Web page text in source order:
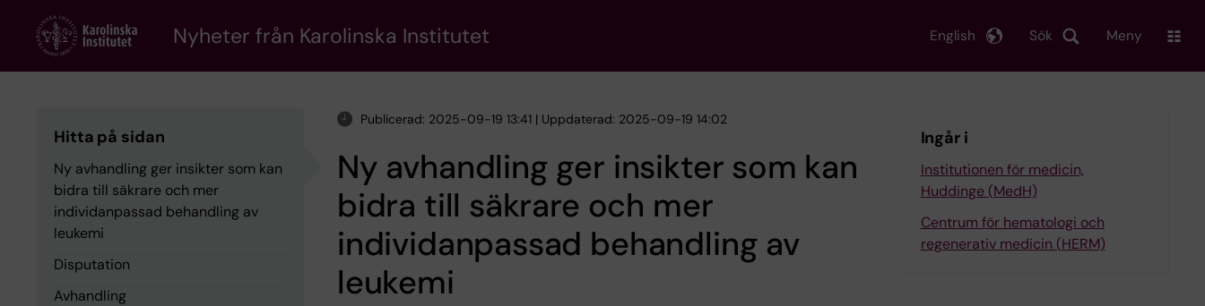
content
Nyheter från Karolinska Institutet Sök
English Meny
Hitta på sidan
Ny avhandling ger insikter som kan
bidra till säkrare och mer
individanpassad behandling av
leukemi
Disputation
Avhandling
Publicerad: 2025-09-19 13:41 | Uppdaterad: 2025-09-19 14:02
Ny avhandling ger insikter som kan
bidra till säkrare och mer
individanpassad behandling av
leukemi
Ingår i
Institutionen för medicin,
Huddinge (MedH)
Centrum för hematologi och
regenerativ medicin (HERM)